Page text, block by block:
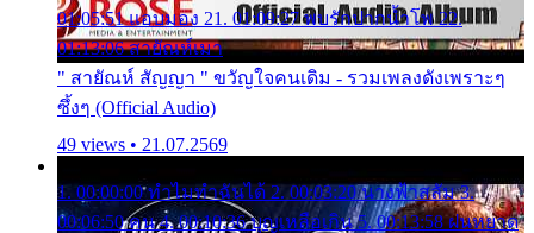
01:05:51 แอบมอง 21. 01:09:27 พบรักปากน้ำโพ 22.
01:13:06 สายัณห์เมา
" สายัณห์ สัญญา " ขวัญใจคนเดิม - รวมเพลงดังเพราะๆ
ซึ้งๆ (Official Audio)
49 views • 21.07.2569
1. 00:00:00 ทำไมทำฉันได้ 2. 00:03:20 นางฟ้าสลัม 3.
00:06:50 คน 4. 00:10:36 บุญเหลือเกิน 5. 00:13:58 ฝนหยาด